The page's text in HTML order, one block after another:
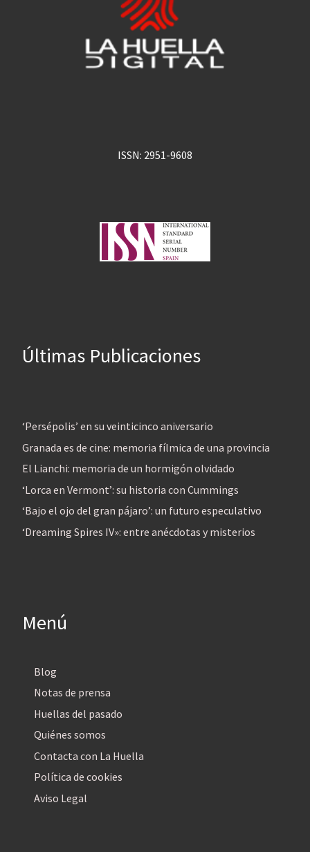
ISSN: 2951-9608
Últimas Publicaciones
‘Persépolis’ en su veinticinco aniversario
Granada es de cine: memoria fílmica de una provincia
El Lianchi: memoria de un hormigón olvidado
‘Lorca en Vermont’: su historia con Cummings
‘Bajo el ojo del gran pájaro’: un futuro especulativo
‘Dreaming Spires IV»: entre anécdotas y misterios
Menú
Blog
Notas de prensa
Huellas del pasado
Quiénes somos
Contacta con La Huella
Política de cookies
Aviso Legal